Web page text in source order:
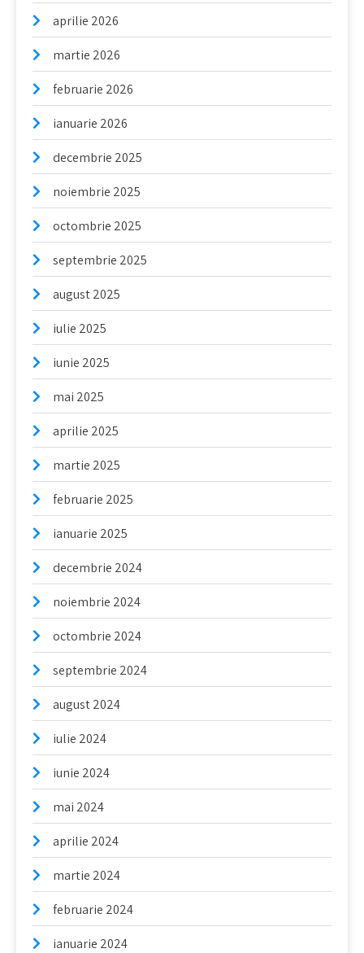
aprilie 2026
martie 2026
februarie 2026
ianuarie 2026
decembrie 2025
noiembrie 2025
octombrie 2025
septembrie 2025
august 2025
iulie 2025
iunie 2025
mai 2025
aprilie 2025
martie 2025
februarie 2025
ianuarie 2025
decembrie 2024
noiembrie 2024
octombrie 2024
septembrie 2024
august 2024
iulie 2024
iunie 2024
mai 2024
aprilie 2024
martie 2024
februarie 2024
ianuarie 2024